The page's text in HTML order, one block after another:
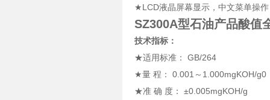
★LCD液晶屏幕显示，中文菜单操
SZ300A型石油产品酸值
技术指标：
★适用标准： GB/264
★量 程： 0.001～1.000mgKOH/g0
★准 确 度： ±0.005mgKOH/g